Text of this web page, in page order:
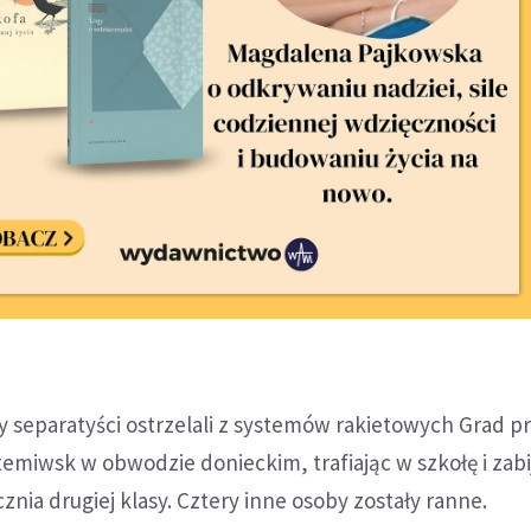
separatyści ostrzelali z systemów rakietowych Grad
w obwodzie donieckim, trafiając w szkołę i
drugiej klasy. Cztery inne osoby zostały ranne.